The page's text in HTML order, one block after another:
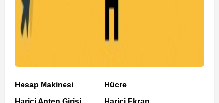
Hesap Makinesi
Harici Anten Girişi
Hücre
Harici Ekran